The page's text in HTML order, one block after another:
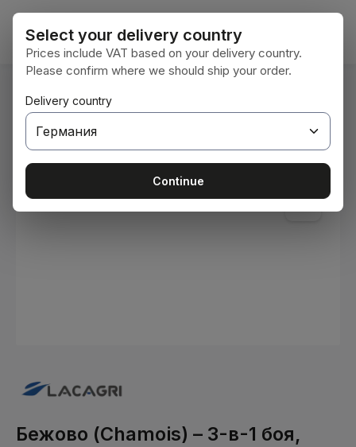
Преминете към основното съдържание
Вие сте тук: Начална страница
Бои и лакове
Пропуснете галерия с изображения
Бежово (Chamois) – 3-в-1 боя,
Select your delivery country
Prices include VAT based on your delivery country.
Please confirm where we should ship your order.
Delivery country
Continue